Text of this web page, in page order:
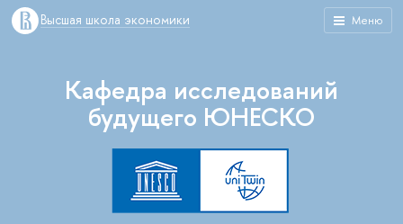
Меню
Высшая школа экономики
Кафедра исследований
будущего ЮНЕСКО